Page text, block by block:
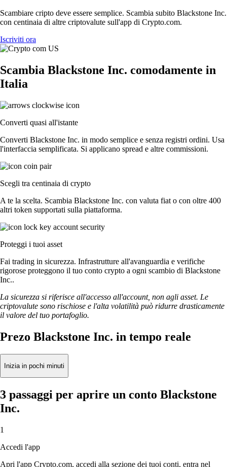
Scambiare cripto deve essere semplice. Scambia subito Blackstone Inc.
con centinaia di altre criptovalute sull'app di Crypto.com.
Iscriviti ora
Scambia Blackstone Inc. comodamente in
Italia
Converti quasi all'istante
Converti Blackstone Inc. in modo semplice e senza registri ordini. Usa
l'interfaccia semplificata. Si applicano spread e altre commissioni.
Scegli tra centinaia di crypto
A te la scelta. Scambia Blackstone Inc. con valuta fiat o con oltre 400
altri token supportati sulla piattaforma.
Proteggi i tuoi asset
Fai trading in sicurezza. Infrastrutture all'avanguardia e verifiche
rigorose proteggono il tuo conto crypto a ogni scambio di Blackstone
Inc..
La sicurezza si riferisce all'accesso all'account, non agli asset. Le
criptovalute sono rischiose e l'alta volatilità può ridurre drasticamente
il valore del tuo portafoglio.
Prezo Blackstone Inc. in tempo reale
Inizia in pochi minuti
3 passaggi per aprire un conto Blackstone
Inc.
1
Accedi l'app
Apri l'app Crypto.com, accedi alla sezione dei tuoi conti, entra nel